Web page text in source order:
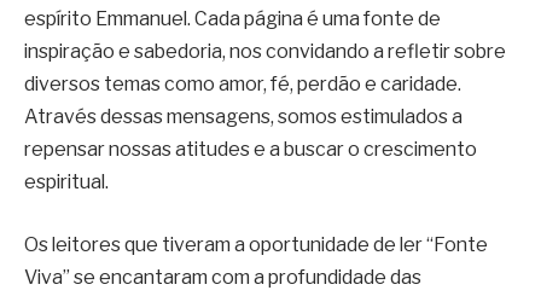
espírito Emmanuel. Cada página é uma fonte de
inspiração e sabedoria, nos convidando a refletir sobre
diversos temas como amor, fé, perdão e caridade.
Através dessas mensagens, somos estimulados a
repensar nossas atitudes e a buscar o crescimento
espiritual.
Os leitores que tiveram a oportunidade de ler “Fonte
Viva” se encantaram com a profundidade das